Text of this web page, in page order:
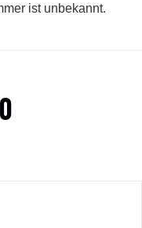
ist unbekannt.